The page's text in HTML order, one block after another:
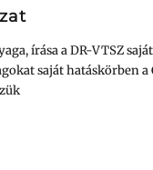
írása a DR-VTSZ
saját hatáskörben a